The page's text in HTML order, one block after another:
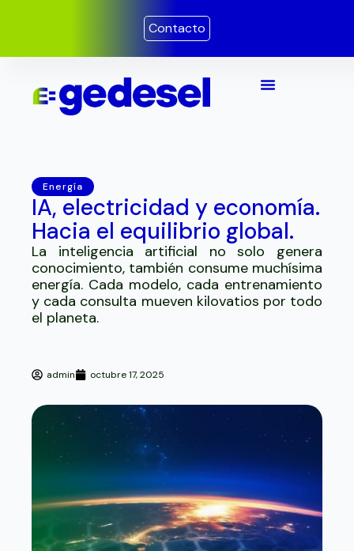
Contacto
Energía
IA, electricidad y economía.
Hacia el equilibrio global.
La inteligencia artificial no solo genera
conocimiento, también consume muchísima
energía. Cada modelo, cada entrenamiento
y cada consulta mueven kilovatios por todo
el planeta.
admin octubre 17, 2025